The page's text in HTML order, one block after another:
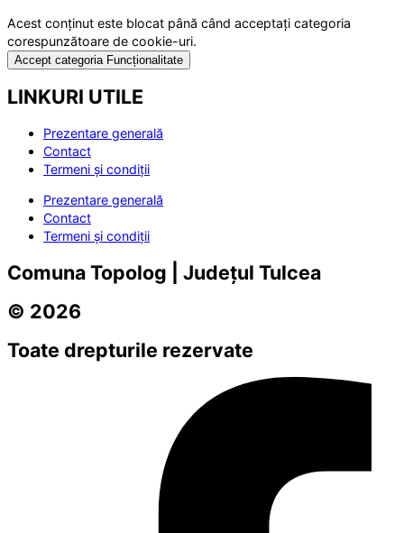
Acest conținut este blocat până când acceptați categoria
corespunzătoare de cookie-uri.
Accept categoria Funcționalitate
LINKURI UTILE
Prezentare generală
Contact
Termeni și condiții
Prezentare generală
Contact
Termeni și condiții
Comuna Topolog | Județul Tulcea
© 2026
Toate drepturile rezervate